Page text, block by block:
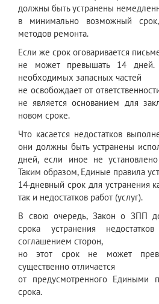
должны быть устранены
в минимально возможный
методов ремонта.
Если же срок оговаривается
не может превышать 14 дней.
необходимых запасных частей
не освобождает от
не является основанием для
новом сроке.
Что касается недостатков
они должны быть устранены
дней, если иное не
Таким образом, Единые правила
14-дневный срок для устранения
так и недостатков работ (услуг).
В свою очередь, Закон о ЗПП
срока устранения
соглашением сторон,
но этот срок не может
существенно отличается
от предусмотренного Едиными
срока.